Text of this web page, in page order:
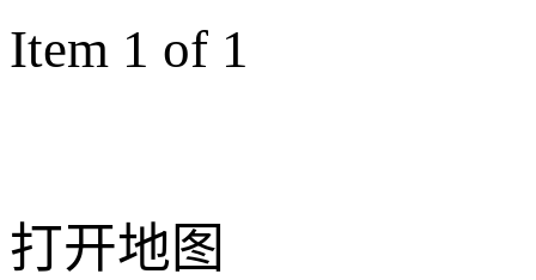
Item 1 of 1
打开地图